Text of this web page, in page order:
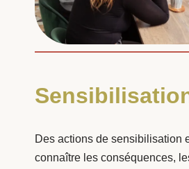
Des actions de sensibilisation
connaître les conséquences,